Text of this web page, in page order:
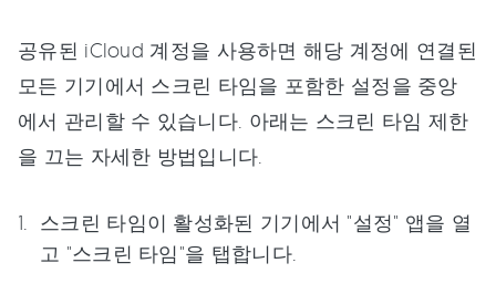
공유된 iCloud 계정을 사용하면 해당 계정에 연결된
모든 기기에서 스크린 타임을 포함한 설정을 중앙
에서 관리할 수 있습니다. 아래는 스크린 타임 제한
을 끄는 자세한 방법입니다.
스크린 타임이 활성화된 기기에서 "설정" 앱을 열
고 "스크린 타임"을 탭합니다.